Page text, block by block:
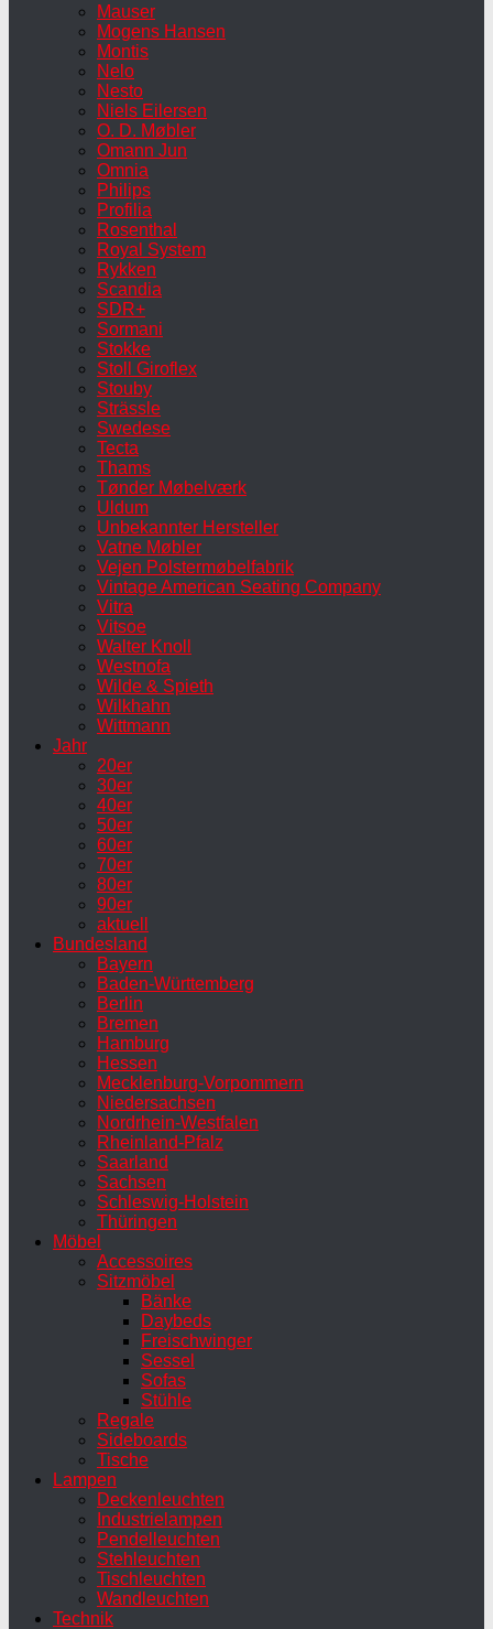
Mauser
Mogens Hansen
Montis
Nelo
Nesto
Niels Eilersen
O. D. Møbler
Omann Jun
Omnia
Philips
Profilia
Rosenthal
Royal System
Rykken
Scandia
SDR+
Sormani
Stokke
Stoll Giroflex
Stouby
Strässle
Swedese
Tecta
Thams
Tønder Møbelværk
Uldum
Unbekannter Hersteller
Vatne Møbler
Vejen Polstermøbelfabrik
Vintage American Seating Company
Vitra
Vitsoe
Walter Knoll
Westnofa
Wilde & Spieth
Wilkhahn
Wittmann
Jahr
20er
30er
40er
50er
60er
70er
80er
90er
aktuell
Bundesland
Bayern
Baden-Württemberg
Berlin
Bremen
Hamburg
Hessen
Mecklenburg-Vorpommern
Niedersachsen
Nordrhein-Westfalen
Rheinland-Pfalz
Saarland
Sachsen
Schleswig-Holstein
Thüringen
Möbel
Accessoires
Sitzmöbel
Bänke
Daybeds
Freischwinger
Sessel
Sofas
Stühle
Regale
Sideboards
Tische
Lampen
Deckenleuchten
Industrielampen
Pendelleuchten
Stehleuchten
Tischleuchten
Wandleuchten
Technik